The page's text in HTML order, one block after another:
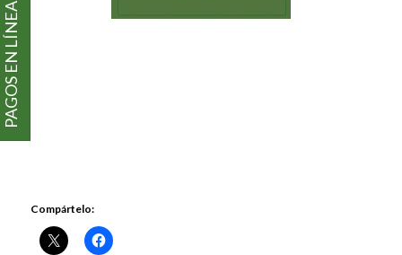
Compártelo:
PAGOS EN LÍNEA